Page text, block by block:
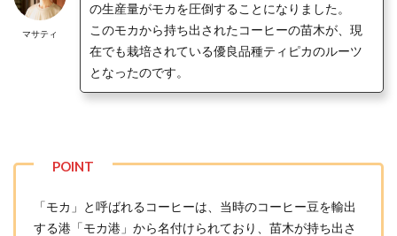
マサティ
の生産量がモカを圧倒することになりました。
このモカから持ち出されたコーヒーの苗木が、現
在でも栽培されている優良品種ティピカのルーツ
となったのです。
「モカ」と呼ばれるコーヒーは、当時のコーヒー豆を輸出
する港「モカ港」から名付けられており、苗木が持ち出さ